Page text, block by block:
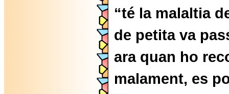
“té la malaltia
de petita va
ara quan ho
malament, es